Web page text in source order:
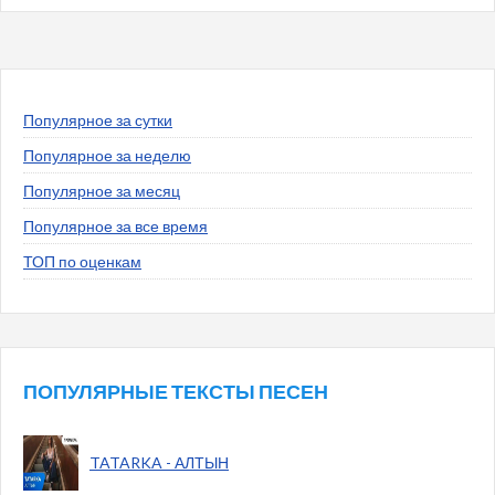
Популярное за сутки
Популярное за неделю
Популярное за месяц
Популярное за все время
ТОП по оценкам
ПОПУЛЯРНЫЕ ТЕКСТЫ ПЕСЕН
TATARKA - АЛТЫН